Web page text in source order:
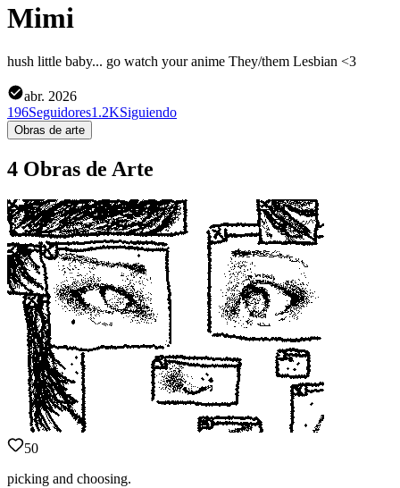
Mimi
hush little baby... go watch your anime They/them Lesbian <3
abr. 2026
196Seguidores1.2KSiguiendo
Obras de arte
4 Obras de Arte
50
picking and choosing.